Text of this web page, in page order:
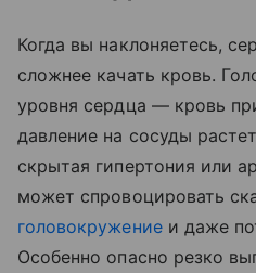
Когда вы наклоняетесь,
сложнее качать кровь.
уровня сердца — кровь
давление на сосуды
скрытая гипертония или
может спровоцировать
головокружениеи даже
Особенно опасно резко